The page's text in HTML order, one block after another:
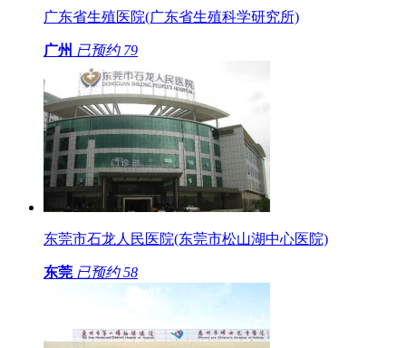
广东省生殖医院(广东省生殖科学研究所)
广州 已预约 79
东莞市石龙人民医院(东莞市松山湖中心医院)
东莞 已预约 58